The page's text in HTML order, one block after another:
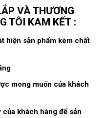
VÀ THƯƠNG
TÔI KAM KẾT :
hiện sản phẩm kém chất
mong muốn của khách
khách hàng để sản